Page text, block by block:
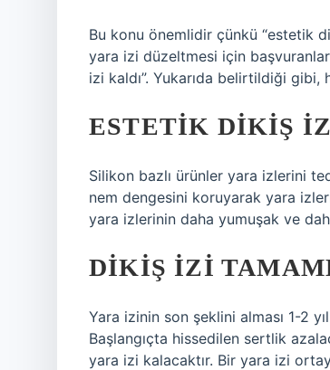
Bu konu önemlidir çünkü “estetik
yara izi düzeltmesi için başvuranlar
izi kaldı”. Yukarıda belirtildiği
ESTETIK DIKIŞ
Silikon bazlı ürünler yara izlerini
nem dengesini koruyarak yara
yara izlerinin daha yumuşak ve
DIKIŞ IZI
Yara izinin son şeklini alması 1-2
Başlangıçta hissedilen sertlik
yara izi kalacaktır. Bir yara izi